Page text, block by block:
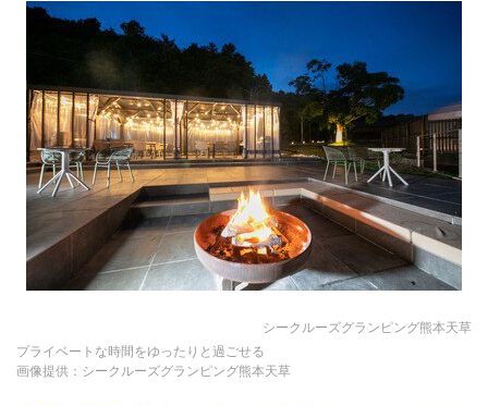
シークルーズグランピング熊本天草
プライベートな時間をゆったりと過ごせる
画像提供：シークルーズグランピング熊本天草